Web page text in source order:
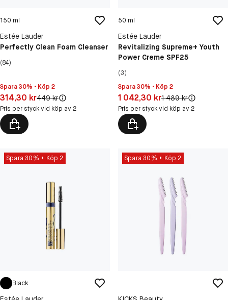
150 ml
Estée Lauder
Perfectly Clean Foam Cleanser
(84)
Spara 30% • Köp 2
Pris: 314,30 kr
314,30 krOriginal pris:
449 kr
Pris per styck vid köp av 2
50 ml
Estée Lauder
Revitalizing Supreme+ Youth
Power Creme SPF25
(3)
Spara 30% • Köp 2
Pris: 1 042,30 kr
1 042,30 krOriginal pris:
1 489 kr
Pris per styck vid köp av 2
Spara 30% Köp 2
Black
Spara 30% Köp 2